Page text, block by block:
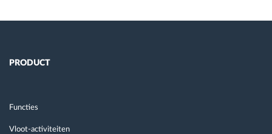
PRODUCT
Functies
Vloot-activiteiten